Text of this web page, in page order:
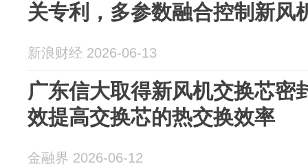
关专利，多参数融合控制新风
新浪财经 2026-06-13
广东信大取得新风机交换芯密
效提高交换芯的热交换效率
金融界 2026-06-12